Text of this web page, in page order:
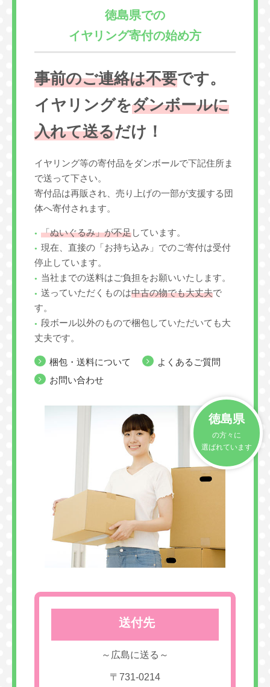
徳島県での
イヤリング寄付の始め方
事前のご連絡は不要です。
イヤリングをダンボールに
入れて送るだけ！
イヤリング等の寄付品をダンボールで下記住所ま
で送って下さい。
寄付品は再販され、売り上げの一部が支援する団
体へ寄付されます。
「ぬいぐるみ」が不足しています。
現在、直接の「お持ち込み」でのご寄付は受付
停止しています。
当社までの送料はご負担をお願いいたします。
送っていただくものは中古の物でも大丈夫で
す。
段ボール以外のもので梱包していただいても大
丈夫です。
梱包・送料について
よくあるご質問
お問い合わせ
徳島県
の方々に
選ばれています
送付先
～広島に送る～
〒731-0214